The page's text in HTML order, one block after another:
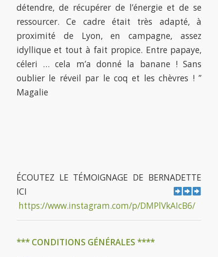
détendre, de récupérer de l’énergie et de se
ressourcer. Ce cadre était très adapté, à
proximité de Lyon, en campagne, assez
idyllique et tout à fait propice. Entre papaye,
céleri … cela m’a donné la banane ! Sans
oublier le réveil par le coq et les chèvres ! ”
Magalie
ÉCOUTEZ LE TÉMOIGNAGE DE BERNADETTE
ICI
https://www.instagram.com/p/DMPlVkAIcB6/
*** CONDITIONS GÉNÉRALES ****